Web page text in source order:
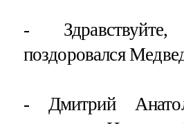
-
поздоровался
- Дмитрий